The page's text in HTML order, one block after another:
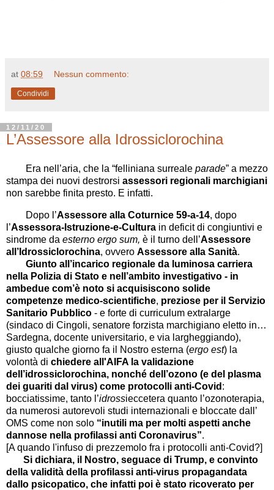
at 08:59 Nessun commento:
Condividi
12/11/20
L’Assessore alla Idrossiclorochina
Era nell’aria, che la “felliniana surreale parade” a mezzo
stampa dei nuovi destrorsi assessori regionali marchigiani
non sarebbe finita presto. E infatti.
Dopo l’Assessore alla Coturnice 59-a-14, dopo
l’Assessora-Istruzione-e-Cultura in deficit di congiuntivi e
sindrome da esterno ergo sum, è il turno dell’Assessore
all’Idrossiclorochina, ovvero Assessore alla Sanità.
Giunto all’incarico regionale da luminosa carriera
nella Polizia di Stato e nell’ambito investigativo - in
ambedue com’è noto si acquisiscono solide
competenze medico-scientifiche, preziose per il Servizio
Sanitario Pubblico - e forte di curriculum extralarge
(sindaco di Cingoli, senatore forzista marchigiano eletto in…
Sardegna, docente universitario, e via largheggiando),
giusto qualche giorno fa il Nostro esterna (ergo est) la
volontà di chiedere all'AIFA la validazione
dell’idrossiclorochina, nonché dell’ozono (e del plasma
dei guariti dal virus) come protocolli anti-Covid :
bocciatissime, tanto l’idrossieccetera quanto l’ozonoterapia,
da numerosi autorevoli studi internazionali e bloccate dall’
OMS come non solo “inutili ma per molti aspetti anche
dannose nella profilassi anti Coronavirus”.
[A quando l'infuso di prezzemolo fra i protocolli anti-Covid?]
Si dichiara, il Nostro, seguace di Trump, e convinto
della validità della profilassi anti-virus propagandata
dallo psicopatico, che infatti poi è stato ricoverato per